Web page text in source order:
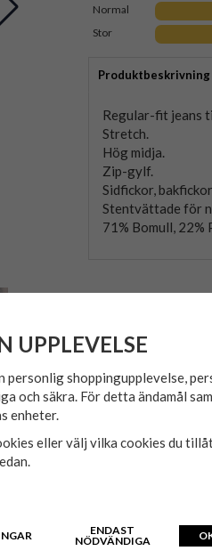
Normal
Stor
Produktbeskrivning
Regular-fit jeans
Stretch.
Hög midja.
Zip-gylf.
Sidfickor,
Stentvättade för
71% Bomull, 22%
UPPLEVELSE
shoppingupplevelse,
och säkra. För detta ändamål
enheter.
eller välj vilka cookies du
ENDAST
NÖDVÄNDIGA